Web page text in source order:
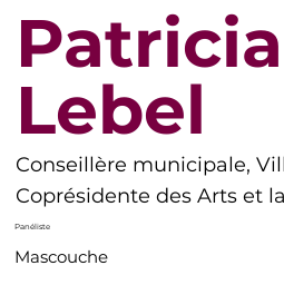
Patricia
Lebel
Conseillère municipale,
Coprésidente des Arts et
Panéliste
Mascouche